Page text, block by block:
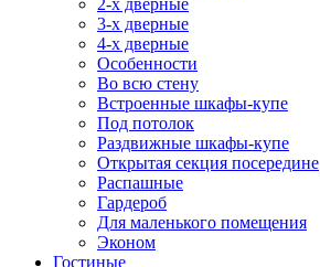
2-х дверные
3-х дверные
4-х дверные
Особенности
Во всю стену
Встроенные шкафы-купе
Под потолок
Раздвижные шкафы-купе
Открытая секция посередине
Распашные
Гардероб
Для маленького помещения
Эконом
Гостиные